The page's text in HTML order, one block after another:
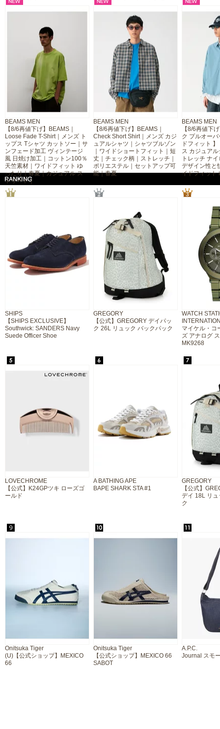
BEAMS MEN
【8/6再値下げ】BEAMS｜
Loose Fade T-Shirt｜メンズ ト
ップス Tシャツ カットソー｜サ
ンフェード加工 ヴィンテージ
風 日焼け加工｜コットン100％
天竺素材｜ワイドフィット ゆ
ったり｜春夏｜カジュアル ス
トリート｜
BEAMS MEN
【8/6再値下げ】BEAMS｜
Check Short Shirt｜メンズ カジ
ュアルシャツ｜シャツブルゾン
｜ワイドショートフィット｜短
丈｜チェック柄｜ストレッチ｜
ポリエステル｜セットアップ可
能｜春夏
BEAMS MEN
【8/6再値下
ク プルオー
ドフィット
ス カジュア
トレッチ ナ
デザイン性と
イドフィット
SHIPS
【SHIPS EXCLUSIVE】
Southwick: SANDERS Navy
Suede Officer Shoe
GREGORY
【公式】GREGORY デイパッ
ク 26L リュック バックパック
WATCH
マイケル・コ
ズ アナログ
MK9268
LOVECHROME
【公式】K24GPツキ ローズゴ
ールド
A BATHING APE
BAPE SHARK STA #1
GREGORY
【公式】
デイ 18L リ
ク
Onitsuka Tiger
(U)【公式ショップ】MEXICO
66
Onitsuka Tiger
【公式ショップ】MEXICO 66
SABOT
A.P.C.
Journal スモ